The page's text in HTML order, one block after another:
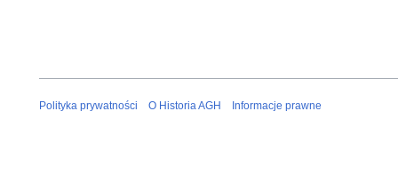
Polityka prywatności O Historia AGH Informacje prawne